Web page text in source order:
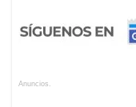
Anuncios.